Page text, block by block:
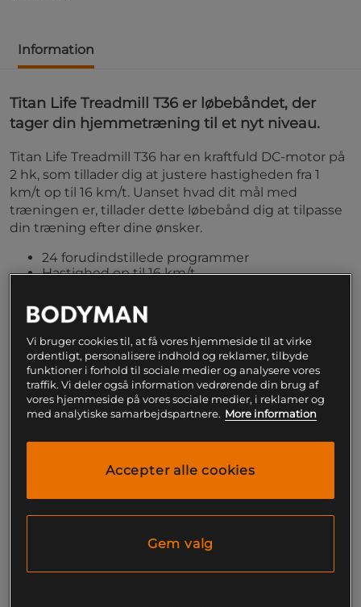
Information
Titan Life Treadmill T36 er løbebåndet, der
tager din hjemmetræning til et nyt niveau.
Titan Life Treadmill T36 har en kraftfuld DC-motor på
2 hk, som tillader dig at justere hastigheden fra 1
km/t op til 16 km/t. Uanset hvad dit mål med
træningen er, tillader dette løbebånd dig at tilpasse
din træning efter dine ønsker.
24 forudindstillede programmer
Hastighed op til 16 km/t
Generøs løbeflade
Titan Life Treadmill T36 en komfortabel og realistisk
løbeoplevelse, som den du oplever i fitnesscenteret.
Med hele 24 indbyggede træningsprogrammer kan
du nemt holde din træning varieret og udfordrende.
Teknologi, der muliggør varieret
Titan Life Treadmill T36 er udstyret med en kraftfuld
2 hk motor, som giver en topfart på 16 km/t. Med
og udfordre din løbeevne. Det LED-belyste display
Vi bruger cookies til, at få vores hjemmeside til at virke
ordentligt, personalisere indhold og reklamer, tilbyde
funktioner i forhold til sociale medier og analysere vores
traffik. Vi deler også information vedrørende din brug af
vores hjemmeside på vores sociale medier, i reklamer og
med analytiske samarbejdspartnere. More information
Accepter alle cookies
Gem valg